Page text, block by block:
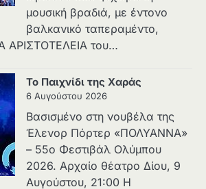
μουσική βραδιά, με έντονο
βαλκανικό ταπεραμέντο,
ΑΡΙΣΤΟΤΕΛΕΙΑ του…
Το Παιχνίδι της Χαράς
6 Αυγούστου 2026
Βασισμένο στη νουβέλα της
Έλενορ Πόρτερ «ΠΟΛΥΑΝΝΑ»
– 55ο Φεστιβάλ Ολύμπου
2026. Αρχαίο θέατρο Δίου, 9
Αυγούστου, 21:00 Η